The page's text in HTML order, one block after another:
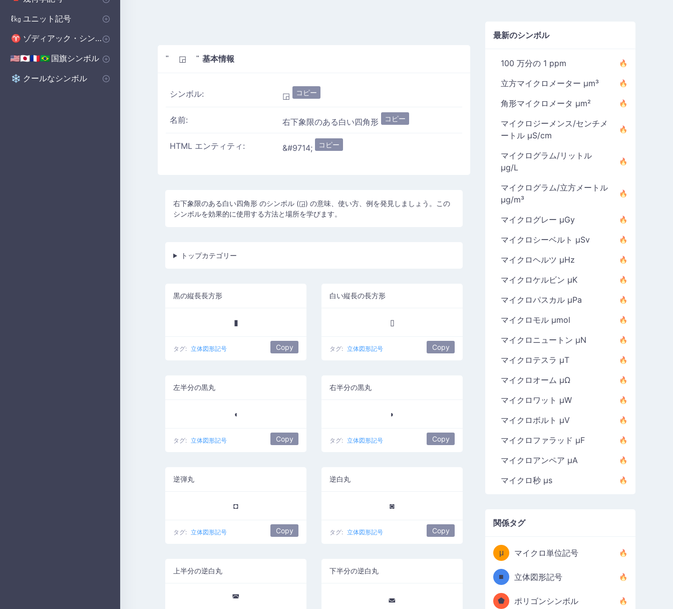
" ◲ " 基本情報
シンボル: ◲ コピー
名前: 右下象限のある白い四角形 コピー
HTML エンティティ: &#9714; コピー
右下象限のある白い四角形 のシンボル (◲) の意味、使い方、例を発見しましょう。この
シンボルを効果的に使用する方法と場所を学びます。
トップカテゴリー
黒の縦長長方形
▮
タグ: 立体図形記号 Copy
白い縦長の長方形
▯
タグ: 立体図形記号 Copy
左半分の黒丸
◖
タグ: 立体図形記号 Copy
右半分の黒丸
◗
タグ: 立体図形記号 Copy
逆弾丸
◘
タグ: 立体図形記号 Copy
逆白丸
◙
タグ: 立体図形記号 Copy
上半分の逆白丸
◚
下半分の逆白丸
◛
最新のシンボル
100 万分の 1 ppm
立方マイクロメーター µm³
角形マイクロメータ µm²
マイクロジーメンス/センチメ
ートル µS/cm
マイクログラム/リットル
µg/L
マイクログラム/立方メートル
µg/m³
マイクログレー µGy
マイクロシーベルト µSv
マイクロヘルツ µHz
マイクロケルビン µK
マイクロパスカル µPa
マイクロモル µmol
マイクロニュートン µN
マイクロテスラ µT
マイクロオーム µΩ
マイクロワット µW
マイクロボルト µV
マイクロファラッド µF
マイクロアンペア µA
マイクロ秒 µs
関係タグ
μ マイクロ単位記号
■ 立体図形記号
⬟ ポリゴンシンボル
🔺 基本図形
⬟ ポリゴンシンボル
■ 立体図形記号
ℓ㎏ ユニット記号
📏 体積単位 記号
μ マイクロ単位記号
♈ ゾディアック・シンボル
♈ 西洋の星座シンボル
🇺🇸🇯🇵🇫🇷🇧🇷 国旗シンボル
の 国のシンボル
🇺🇸🇬🇧🇨🇳国旗シンボル
❄️ クールなシンボル